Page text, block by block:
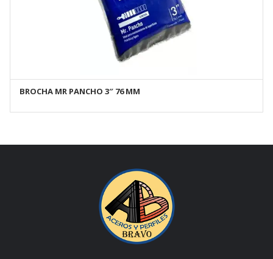
AÑADIR AL CARRITO
BROCHA MR PANCHO 3″ 76 MM